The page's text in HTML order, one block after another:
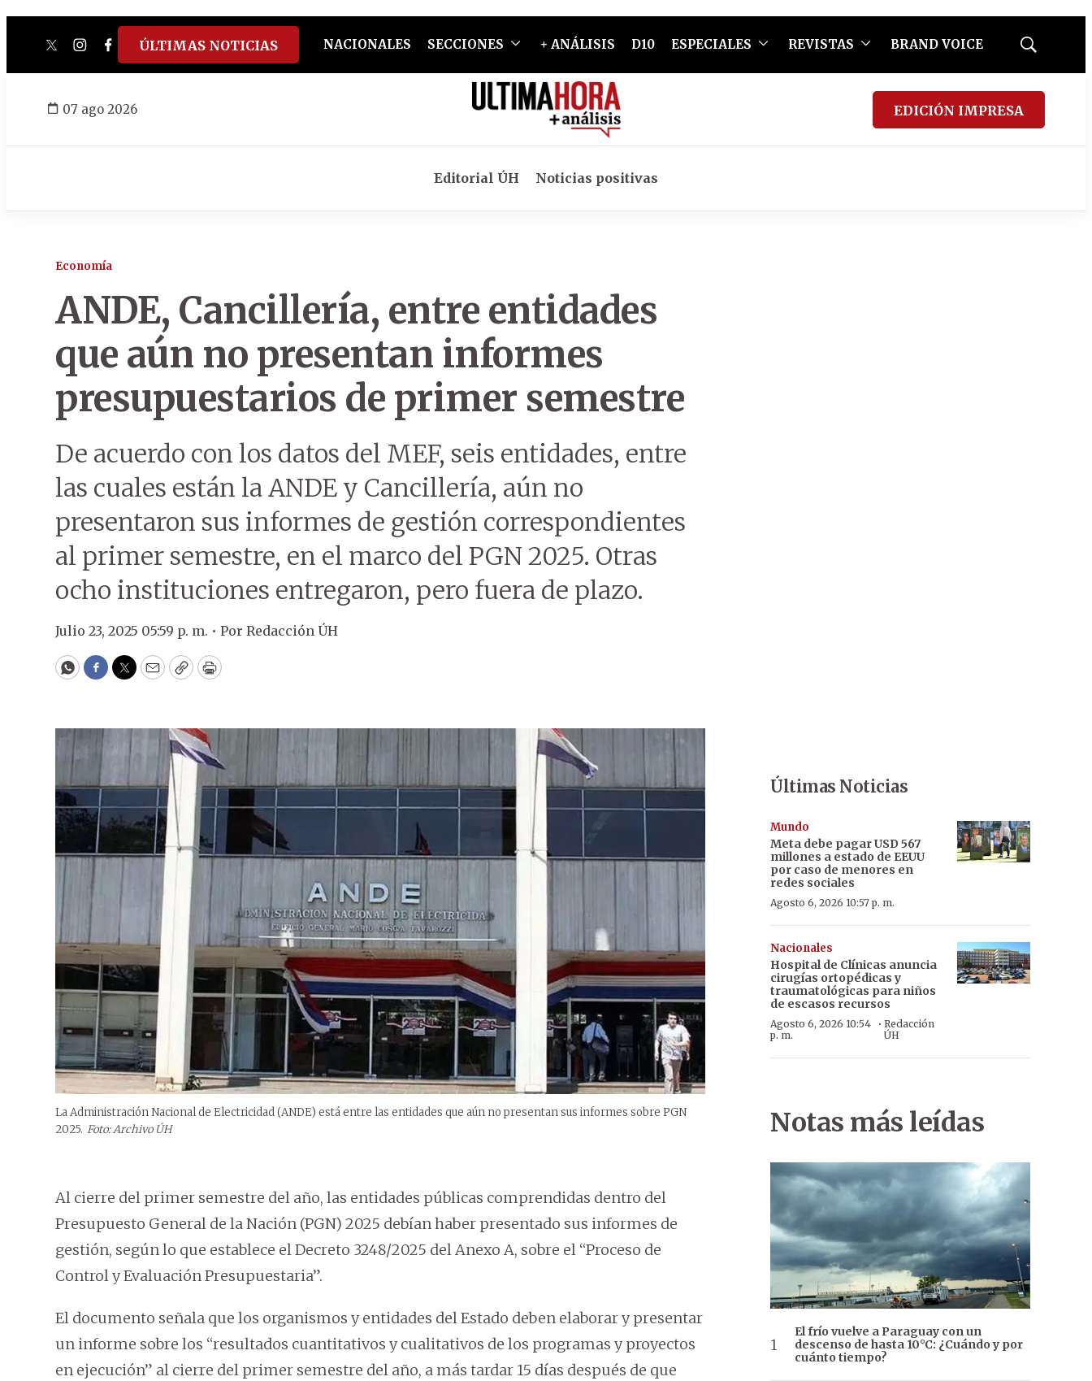
twitterinstagram
facebook
tiktokyoutube
spotify
ÚLTIMAS NOTICIAS NACIONALES SECCIONES + ANÁLISIS D10 ESPECIALES REVISTAS BRAND VOICE
Mostrar
07 ago 2026 EDICIÓN IMPRESA
Editorial ÚH Noticias positivas
Economía
ANDE, Cancillería, entre entidades
que aún no presentan informes
presupuestarios de primer semestre
De acuerdo con los datos del MEF, seis entidades, entre
las cuales están la ANDE y Cancillería, aún no
presentaron sus informes de gestión correspondientes
al primer semestre, en el marco del PGN 2025. Otras
ocho instituciones entregaron, pero fuera de plazo.
Julio 23, 2025 05:59 p. m. • Por Redacción ÚH
WhatsApp
Facebook
Twitter
EmailCopyPrint
La Administración Nacional de Electricidad (ANDE) está entre las entidades que aún no presentan sus informes sobre PGN
2025. Foto: Archivo ÚH
Al cierre del primer semestre del año, las entidades públicas comprendidas dentro del
Presupuesto General de la Nación (PGN) 2025 debían haber presentado sus informes de
gestión, según lo que establece el Decreto 3248/2025 del Anexo A, sobre el “Proceso de
Control y Evaluación Presupuestaria”.
El documento señala que los organismos y entidades del Estado deben elaborar y presentar
un informe sobre los “resultados cuantitativos y cualitativos de los programas y proyectos
en ejecución” al cierre del primer semestre del año, a más tardar 15 días después de que
Últimas Noticias
Mundo
Meta debe pagar USD 567
millones a estado de EEUU
por caso de menores en
redes sociales
Agosto 6, 2026 10:57 p. m.
Nacionales
Hospital de Clínicas anuncia
cirugías ortopédicas y
traumatológicas para niños
de escasos recursos
Agosto 6, 2026 10:54
p. m.
· Redacción
ÚH
Notas más leídas
El frío vuelve a Paraguay con un
descenso de hasta 10°C: ¿Cuándo y por
cuánto tiempo?